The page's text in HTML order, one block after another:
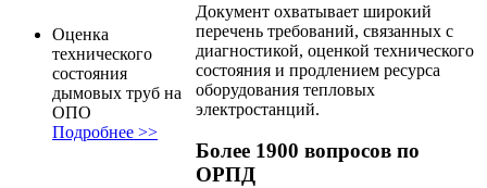
Оценка
технического
состояния
дымовых труб на
ОПО
Подробнее >>
Документ охватывает широкий
перечень требований, связанных с
диагностикой, оценкой технического
состояния и продлением ресурса
оборудования тепловых
электростанций.
Более 1900 вопросов по
ОРПД